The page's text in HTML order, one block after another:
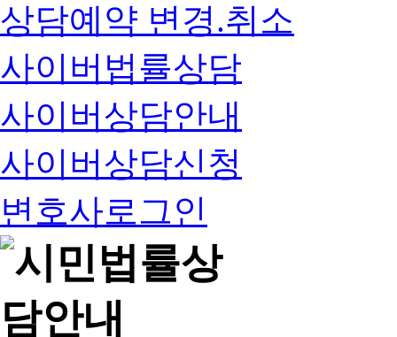
상담예약 변경.취소
사이버법률상담
사이버상담안내
사이버상담신청
변호사로그인